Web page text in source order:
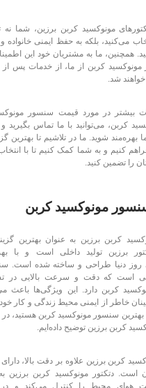
مونوکسید کربن برزین، شما
می‌کنید، بلکه به حفظ ایمنی خانواده
همچنین، ما به مشتریان خود این
کربن از ما، از خدمات پس
شد.
بیشتر در مورد قیمت سنسور
کربن، می‌توانید با ما تماس بگیرید
بهره‌مند شوید. ما در تلاشیم تا بهترین
کنیم و به شما کمک کنیم تا با
را تضمین کنید.
مونوکسید کربن
کربن برزین به عنوان بهترین
برزین تولید داخلی است و با
روز دنیا طراحی و ساخته شده است.
است که دقت و سرعت بالایی
کربن دارد. این ویژگی‌ها باعث
خاطر از ایمنی محیط زندگی و کار
بهترین سنسور مونوکسید کربن هستید، در
کربن برزین توضیح داده‌ایم.
کربن برزین علاوه بر دقت بالا،
است. دتکتور مونوکسید کربن برزین
هوای محیط را کنترل می‌کند و